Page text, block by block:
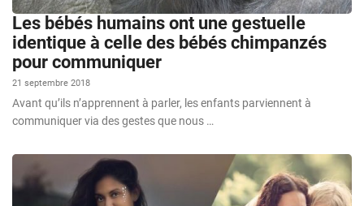
Les bébés humains ont une gestuelle
identique à celle des bébés chimpanzés
pour communiquer
21 septembre 2018
Avant qu’ils n’apprennent à parler, les enfants parviennent à
communiquer via des gestes que nous …